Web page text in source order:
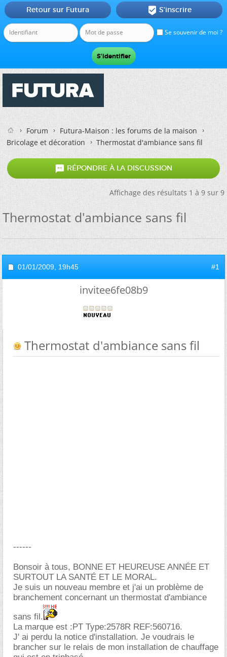
Se souvenir de moi ?
Retour sur Futura  S'inscrire
Forum
Futura-Maison : les forums de la maison
Bricolage et décoration
Thermostat d'ambiance sans fil
 RÉPONDRE À LA DISCUSSION
Affichage des résultats 1 à 9 sur 9
Thermostat d'ambiance sans fil
01/01/2009, 19h45 #1
invitee6fe08b9
Thermostat d'ambiance sans fil
------
Bonsoir à tous, BONNE ET HEUREUSE ANNÉE ET
SURTOUT LA SANTÉ ET LE MORAL.
Je suis un nouveau membre et j'ai un problème de
branchement concernant un thermostat d'ambiance
sans fil.
La marque est :PT Type:2578R REF:560716.
J' ai perdu la notice d'installation. Je voudrais le
brancher sur le relais de mon installation de chauffage